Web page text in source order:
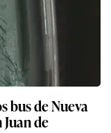
bus de Nueva
de